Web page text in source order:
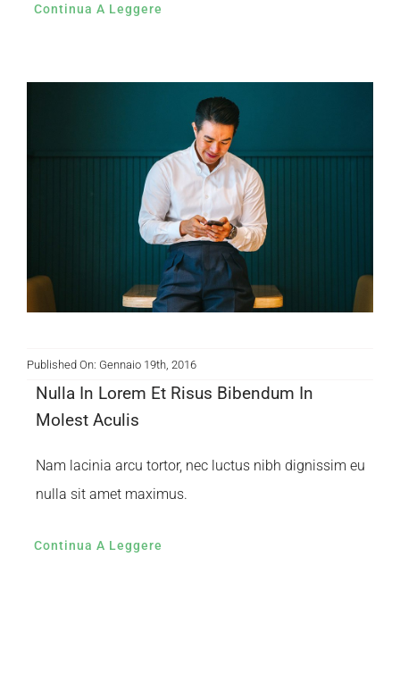
Continua A Leggere
Published On: Gennaio 19th, 2016
Nulla In Lorem Et Risus Bibendum In
Molest Aculis
Nam lacinia arcu tortor, nec luctus nibh dignissim eu
nulla sit amet maximus.
Continua A Leggere